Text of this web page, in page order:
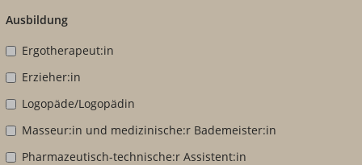
Ausbildung
Ergotherapeut:in
Erzieher:in
Logopäde/Logopädin
Masseur:in und medizinische:r Bademeister:in
Pharmazeutisch-technische:r Assistent:in